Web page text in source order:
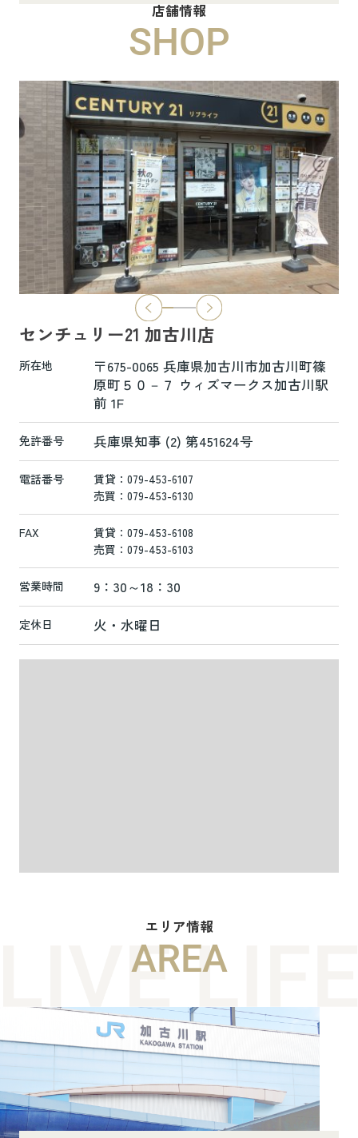
ハイムメゾン白鳥台201
6.5万円
物件詳細へ
ハイムレトア飾東A103
7.4万円
物件詳細へ
2026.06.29
本日より新ホームページへ完全移行にな
新ホームページは検索も楽々♪スマホに
も対応済！
より見やすくなっております！
是非一度ご覧ください(^^♪
店舗情報
SHOP
センチュリー21 加古川店
所在地
〒675-0065 兵庫県加古川市加古川町篠
原町５０－７ ウィズマークス加古川駅
前 1F
免許番号 兵庫県知事 (2) 第451624号
電話番号
賃貸：079-453-6107
売買：079-453-6130
FAX
賃貸：079-453-6108
売買：079-453-6103
営業時間 9：30～18：30
定休日 火・水曜日
エリア情報
AREA